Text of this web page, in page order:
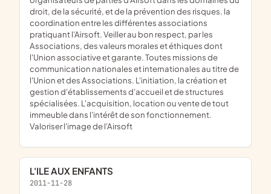
droit, de la sécurité, et de la prévention des risques. la
coordination entre les différentes associations
pratiquant l'Airsoft. Veiller au bon respect, par les
Associations, des valeurs morales et éthiques dont
l'Union associative et garante. Toutes missions de
communication nationales et internationales au titre de
l'Union et des Associations. L'initiation, la création et
gestion d'établissements d'accueil et de structures
spécialisées. L'acquisition, location ou vente de tout
immeuble dans l'intérêt de son fonctionnement.
Valoriser l'image de l'Airsoft
L'ILE AUX ENFANTS
2011-11-28